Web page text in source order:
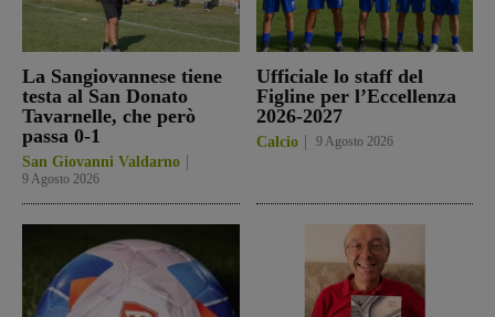
La Sangiovannese tiene
testa al San Donato
Tavarnelle, che però
passa 0-1
San Giovanni Valdarno
9 Agosto 2026
Ufficiale lo staff del
Figline per l’Eccellenza
2026-2027
Calcio 9 Agosto 2026